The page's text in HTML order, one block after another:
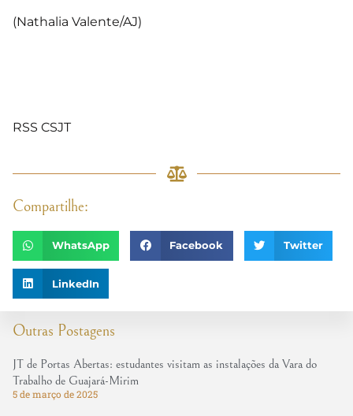
Outras Postagens
JT de Portas Abertas: estudantes visitam as instalações da Vara do
Trabalho de Guajará-Mirim
5 de março de 2025
(Nathalia Valente/AJ)
RSS CSJT
Compartilhe:
WhatsApp Facebook Twitter
LinkedIn